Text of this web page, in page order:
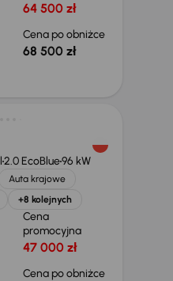
64 500 zł
Cena po obniżce
68 500 zł
2.0 EcoBlue96 kW
Auta krajowe
+8 kolejnych
Cena
promocyjna
47 000 zł
Cena po obniżce